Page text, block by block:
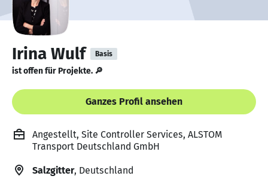
Irina Wulf Basis
ist offen für Projekte. 🔎
Ganzes Profil ansehen
Angestellt, Site Controller Services, ALSTOM
Transport Deutschland GmbH
Salzgitter, Deutschland